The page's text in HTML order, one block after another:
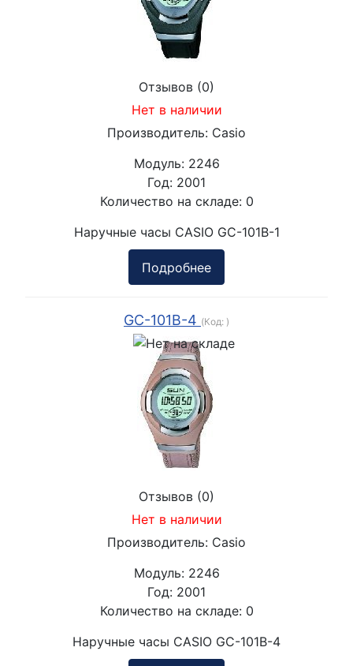
Отзывов (0)
Нет в наличии
Производитель: Casio
Модуль: 2246
Год: 2001
Количество на складе: 0
Наручные часы CASIO GC-101B-1
Подробнее
GC-101B-4 (Код: )
Отзывов (0)
Нет в наличии
Производитель: Casio
Модуль: 2246
Год: 2001
Количество на складе: 0
Наручные часы CASIO GC-101B-4